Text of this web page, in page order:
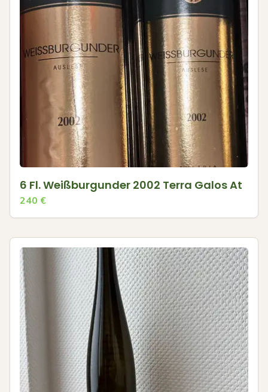
6 Fl. Weißburgunder 2002 Terra Galos At
240 €